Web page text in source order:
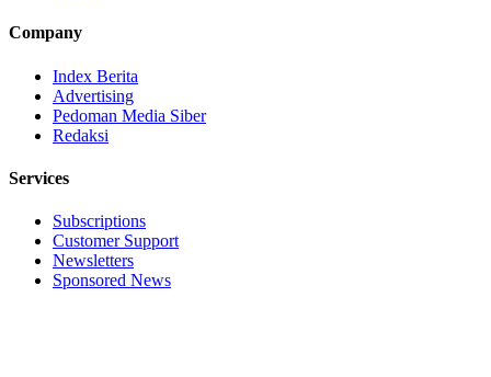
Company
Index Berita
Advertising
Pedoman Media Siber
Redaksi
Services
Subscriptions
Customer Support
Newsletters
Sponsored News